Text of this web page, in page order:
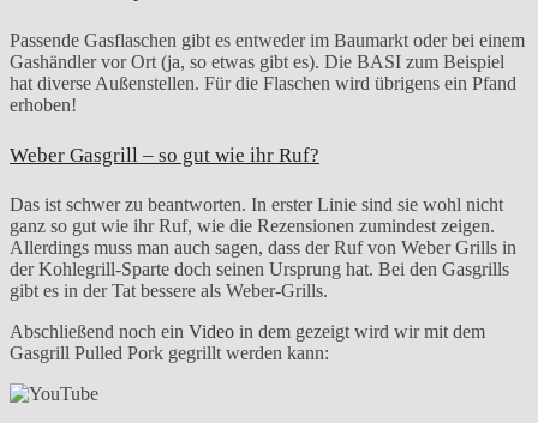
Passende Gasflaschen gibt es entweder im Baumarkt oder bei einem
Gashändler vor Ort (ja, so etwas gibt es). Die BASI zum Beispiel
hat diverse Außenstellen. Für die Flaschen wird übrigens ein Pfand
erhoben!
Weber Gasgrill – so gut wie ihr Ruf?
Das ist schwer zu beantworten. In erster Linie sind sie wohl nicht
ganz so gut wie ihr Ruf, wie die Rezensionen zumindest zeigen.
Allerdings muss man auch sagen, dass der Ruf von Weber Grills in
der Kohlegrill-Sparte doch seinen Ursprung hat. Bei den Gasgrills
gibt es in der Tat bessere als Weber-Grills.
Abschließend noch ein Video in dem gezeigt wird wir mit dem
Gasgrill Pulled Pork gegrillt werden kann: